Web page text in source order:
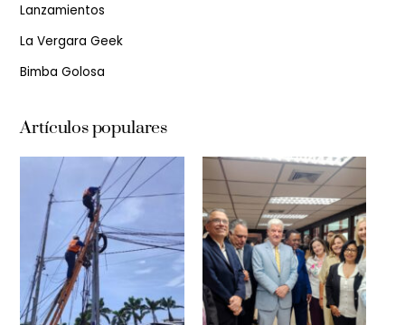
Lanzamientos
La Vergara Geek
Bimba Golosa
Artículos populares